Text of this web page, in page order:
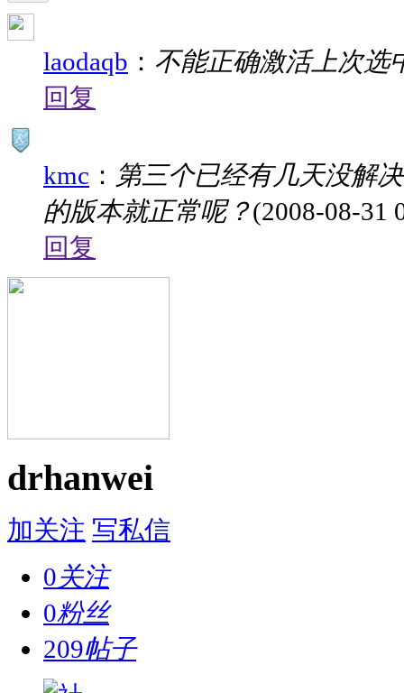
laodaqb ： 不能正确激活上次选
回复
kmc ： 第三个已经有几天没解
的版本就正常呢？(2008-08-31
回复
drhanwei
加关注 写私信
0关注
0粉丝
209帖子